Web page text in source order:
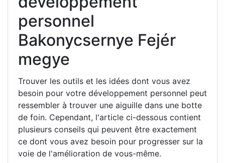
personnel
Bakonycsernye Fejér
megye
Trouver les outils et les idées dont vous avez
besoin pour votre développement personnel peut
ressembler à trouver une aiguille dans une botte
de foin. Cependant, l'article ci-dessous contient
plusieurs conseils qui peuvent être exactement
ce dont vous avez besoin pour progresser sur la
voie de l'amélioration de vous-même.